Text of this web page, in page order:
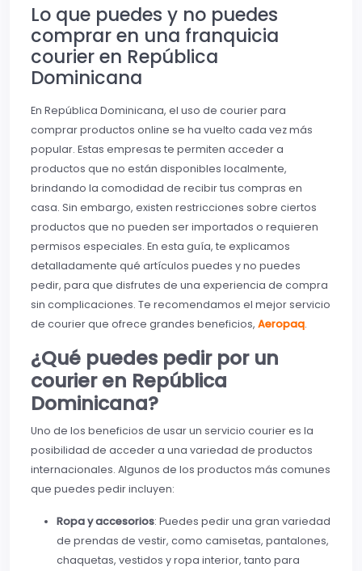
Lo que puedes y no puedes
comprar en una franquicia
courier en República
Dominicana
En República Dominicana, el uso de courier para
comprar productos online se ha vuelto cada vez más
popular. Estas empresas te permiten acceder a
productos que no están disponibles localmente,
brindando la comodidad de recibir tus compras en
casa. Sin embargo, existen restricciones sobre ciertos
productos que no pueden ser importados o requieren
permisos especiales. En esta guía, te explicamos
detalladamente qué artículos puedes y no puedes
pedir, para que disfrutes de una experiencia de compra
sin complicaciones. Te recomendamos el mejor servicio
de courier que ofrece grandes beneficios, Aeropaq.
¿Qué puedes pedir por un
courier en República
Dominicana?
Uno de los beneficios de usar un servicio courier es la
posibilidad de acceder a una variedad de productos
internacionales. Algunos de los productos más comunes
que puedes pedir incluyen:
Ropa y accesorios: Puedes pedir una gran variedad
de prendas de vestir, como camisetas, pantalones,
chaquetas, vestidos y ropa interior, tanto para